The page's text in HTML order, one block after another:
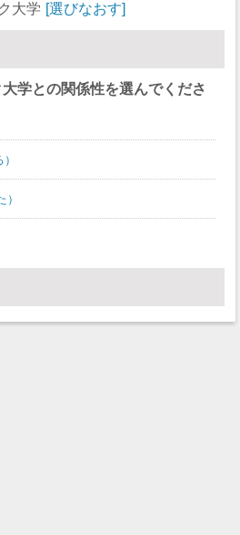
0
0
0
大学 選びなおす
学との関係性を選んでくださ